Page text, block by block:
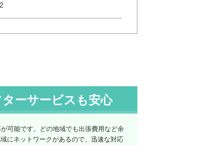
ーサービスも安心
可能です。どの地域でも出張費用など余
にネットワークがあるので、迅速な対応